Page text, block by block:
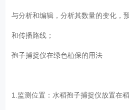
与分析和编辑，分析其数量的变化，
和传播路线；
孢子捕捉仪在绿色植保的用法
1.监测位置：水稻孢子捕捉仪放置在